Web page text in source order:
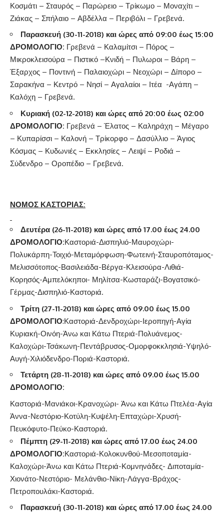
Κοσμάτι – Σταυρός – Παρώρειο – Τρίκωμο – Μοναχίτι –
Ζιάκας – Σπήλαιο – Αβδέλλα – Περιβόλι – Γρεβενά.
Παρασκευή (30-11-2018) και ώρες από 09:00 έως 15:00
ΔΡΟΜΟΛΟΓΙΟ: Γρεβενά – Καλαμίτσι – Πόρος –
Μικροκλεισούρα – Πιστικό –Κνιδή – Πυλωροι – Βάρη –
Έξαρχος – Ποντινή – Παλαιοχώρι – Νεοχώρι – Δίπορο –
Σαρακήνα – Κεντρό – Νησί – Αγαλαίοι – Ιτέα -Αγάπη –
Καλόχη – Γρεβενά.
Κυριακή (02-12-2018) και ώρες από 20:00 έως 02:00
ΔΡΟΜΟΛΟΓΙΟ: Γρεβενά – Έλατος – Καληράχη – Μέγαρο
– Κυπαρίσσι – Καλονή – Τρίκορφο – Δασύλλιο – Άγιος
Κόσμας – Κυδωνιές – Εκκλησίες – Λειψί – Ροδιά –
Σύδενδρο – Οροπέδιο – Γρεβενά.
ΝΟΜΟΣ ΚΑΣΤΟΡΙΑΣ:
Δευτέρα (26-11-2018) και ώρες από 17.00 έως 24.00
ΔΡΟΜΟΛΟΓΙΟ:Καστοριά-Δισπηλιό-Μαυροχώρι-
Πολυκάρπη-Τοιχιό-Μεταμόρφωση-Φωτεινή-Σταυροπόταμος-
Μελισσότοπος-Βασιλειάδα-Βέργα-Κλεισούρα-Λιθιά-
Κορησός-Αμπελόκηποι- Μηλίτσα-Κωσταράζι-Βογατσικό-
Γέρμας-Δισπηλιό-Καστοριά.
Τρίτη (27-11-2018) και ώρες από 09.00 έως 15.00
ΔΡΟΜΟΛΟΓΙΟ:Καστοριά-Δενδροχώρι-Ιεροπηγή-Αγία
Κυριακή-Οινόη-Άνω και Κάτω Πτεριά-Πολυάνεμος-
Καλοχώρι-Τσάκωνη-Πεντάβρυσος-Ομορφοκκλησιά-Υψηλό-
Αυγή-Χιλιόδενδρο-Ποριά-Καστοριά.
Τετάρτη (28-11-2018) και ώρες από 09.00 έως 15.00
ΔΡΟΜΟΛΟΓΙΟ:
Καστοριά-Μανιάκοι-Κρανοχώρι- Άνω και Κάτω Πτελέα-Αγία
Άννα-Νεστόριο-Κοτύλη-Κυψέλη-Επταχώρι-Χρυσή-
Πευκόφυτο-Πεύκο-Καστοριά.
Πέμπτη (29-11-2018) και ώρες από 17.00 έως 24.00
ΔΡΟΜΟΛΟΓΙΟ:Καστοριά-Κολοκυνθού-Μεσοποταμία-
Καλοχώρι-Άνω και Κάτω Πτεριά-Κομνηνάδες- Διποταμία-
Χιονάτο-Νεστόριο- Μελάνθιο-Νίκη-Λάγγα-Βράχος-
Πετροπουλάκι-Καστοριά.
Παρασκευή (30-11-2018) και ώρες από 17.00 έως 24.00